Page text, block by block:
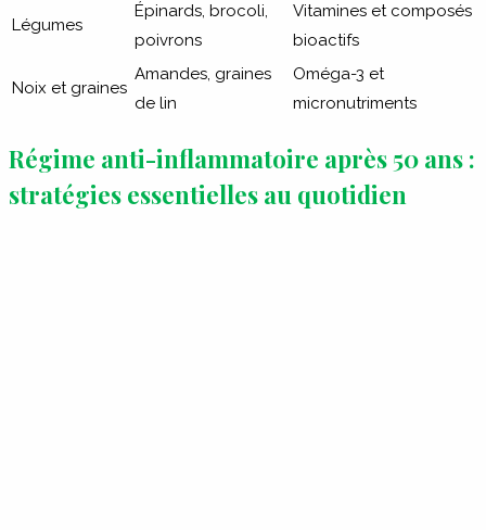
Légumes
Épinards, brocoli,
poivrons
Vitamines et composés
bioactifs
Noix et graines
Amandes, graines
de lin
Oméga-3 et
micronutriments
Régime anti-inflammatoire après 50 ans :
stratégies essentielles au quotidien